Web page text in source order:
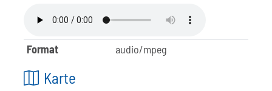
Format audio/mpeg
Karte